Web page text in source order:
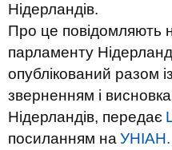
Нідерландів.
Про це повідомляють
парламенту
опублікований разом
зверненням і
Нідерландів, передає
посиланням на УНІАН.